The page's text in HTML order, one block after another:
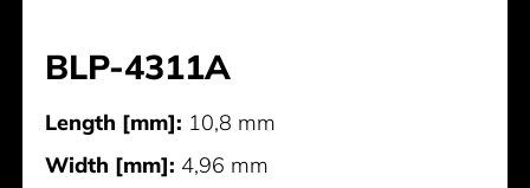
BLP-4311A
Length [mm]: 10,8 mm
Width [mm]: 4,96 mm